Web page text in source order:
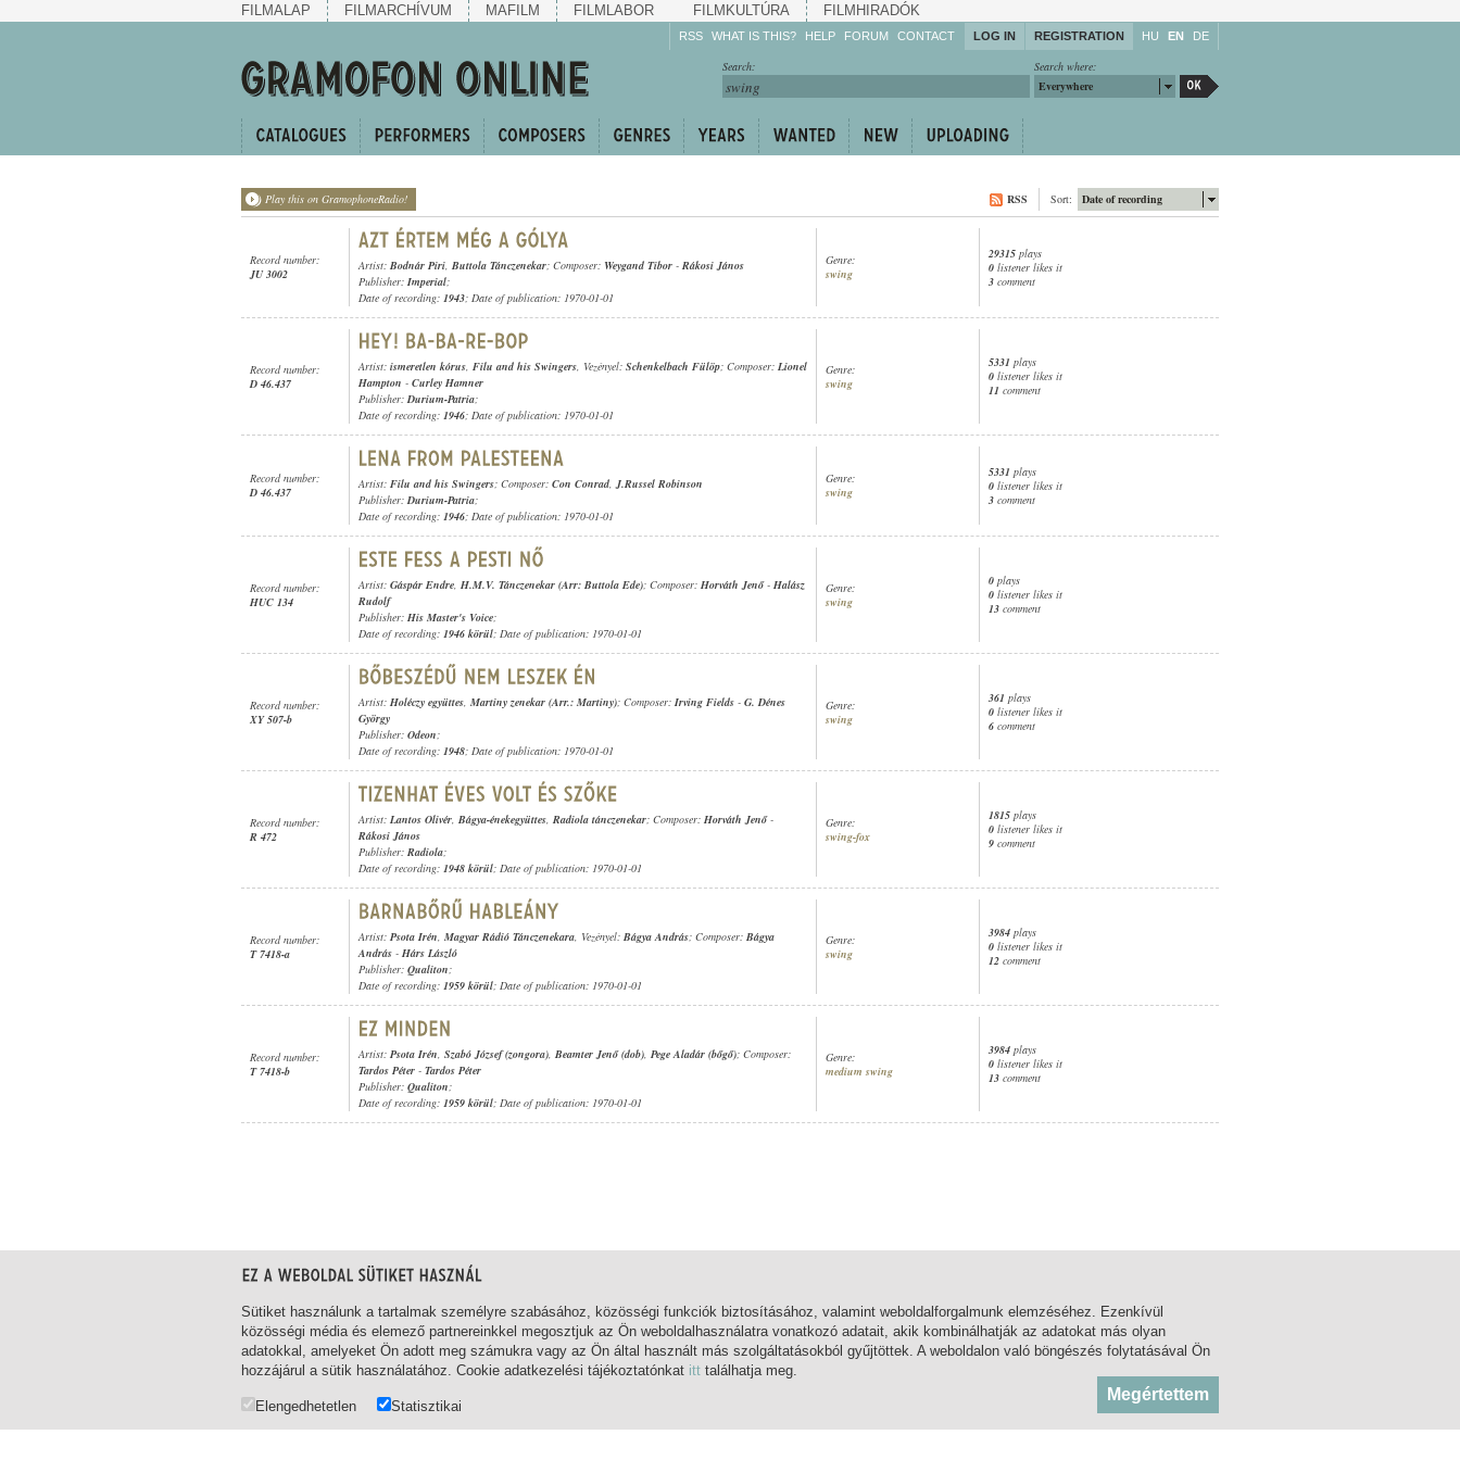
FILMALAP FILMARCHÍVUM MAFILM FILMLABOR FILMKULTÚRA FILMHIRADÓK
RSS WHAT IS THIS? HELP
Enrich!
Share!
FORUM CONTACT LOG IN REGISTRATION HU EN DE
Search where:
Everywhere
Search:
Play this on GramophoneRadio! Date of recording
Sort:
RSS
Record number:
JU 3002
Artist: Bodnár Piri, Buttola Tánczenekar; Composer: Weygand Tibor - Rákosi János
Publisher: Imperial;
Date of recording: 1943; Date of publication: 1970-01-01
Genre:
swing
29315 plays
0 listener likes it
3 comment
Record number:
D 46.437
Artist: ismeretlen kórus, Filu and his Swingers, Vezényel: Schenkelbach Fülöp; Composer: Lionel
Hampton - Curley Hamner
Publisher:Durium-Patria;
Date of recording: 1946; Date of publication: 1970-01-01
Genre:
swing
5331 plays
0 listener likes it
11 comment
Record number:
D 46.437
Artist: Filu and his Swingers; Composer: Con Conrad,J.Russel Robinson
Publisher:Durium-Patria;
Date of recording: 1946; Date of publication: 1970-01-01
Genre:
swing
5331 plays
0 listener likes it
3 comment
Record number:
HUC 134
Artist: Gáspár Endre, H.M.V. Tánczenekar (Arr: Buttola Ede); Composer: Horváth Jenő- Halász
Rudolf
Publisher: His Master's Voice;
Date of recording: 1946 körül; Date of publication: 1970-01-01
Genre:
swing
0 plays
0 listener likes it
13 comment
Record number:
XY 507-b
Artist: Holéczy együttes, Martiny zenekar (Arr.: Martiny); Composer: Irving Fields - G. Dénes
György
Publisher: Odeon;
Date of recording: 1948; Date of publication: 1970-01-01
Genre:
swing
361 plays
0 listener likes it
6 comment
Record number:
R 472
Artist: Lantos Olivér, Bágya-énekegyüttes, Radiola tánczenekar; Composer: Horváth Jenő-
Rákosi János
Publisher: Radiola;
Date of recording: 1948 körül; Date of publication: 1970-01-01
Genre:
swing-fox
1815 plays
0 listener likes it
9 comment
Record number:
T 7418-a
Artist: Psota Irén, Magyar Rádió Tánczenekara, Vezényel: Bágya András; Composer: Bágya
András - Hárs László
Publisher: Qualiton;
Date of recording: 1959 körül; Date of publication: 1970-01-01
Genre:
swing
3984 plays
0 listener likes it
12 comment
Record number:
T 7418-b
Artist: Psota Irén, Szabó József (zongora), Beamter Jenő (dob), Pege Aladár (bőgő); Composer:
Tardos Péter - Tardos Péter
Publisher: Qualiton;
Date of recording: 1959 körül; Date of publication: 1970-01-01
Genre:
medium swing
3984 plays
0 listener likes it
13 comment
1-8/ total 8 hit 1. page
Sütiket használunk a tartalmak személyre szabásához, közösségi funkciók biztosításához, valamint weboldalforgalmunk elemzéséhez. Ezenkívül
közösségi média és elemező partnereinkkel megosztjuk az Ön weboldalhasználatra vonatkozó adatait, akik kombinálhatják az adatokat más olyan
adatokkal, amelyeket Ön adott meg számukra vagy az Ön által használt más szolgáltatásokból gyűjtöttek. A weboldalon való böngészés folytatásával Ön
hozzájárul a sütik használatához. Cookie adatkezelési tájékoztatónkat itt találhatja meg.
Elengedhetetlen Statisztikai
Megértettem
KÖZADATTÁR
MSZH